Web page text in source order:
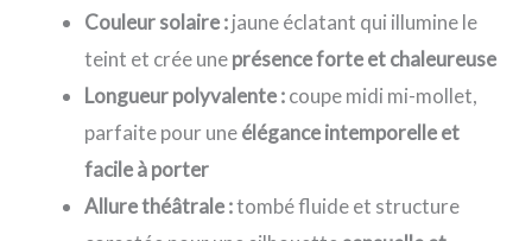
Couleur solaire :jaune éclatant qui illumine le
teint et crée uneprésence forte et chaleureuse
Longueur polyvalente :coupe midi mi-mollet,
parfaite pour uneélégance intemporelle et
facile à porter
Allure théâtrale :tombé fluide et structure